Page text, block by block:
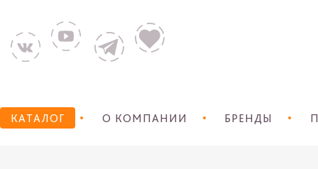
КАТАЛОГ О КОМПАНИИ БРЕНДЫ